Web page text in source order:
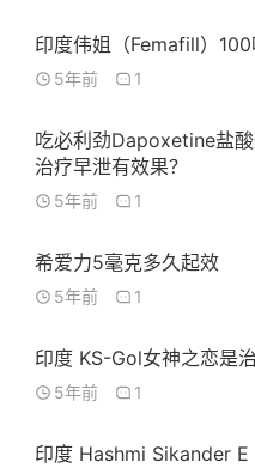
印度伟姐（Femafill）100
5年前 1
吃必利劲Dapoxetine盐
治疗早泄有效果？
5年前 1
希爱力5毫克多久起效
5年前 1
印度 KS-Gol女神之恋是
5年前 1
印度 Hashmi Sikander